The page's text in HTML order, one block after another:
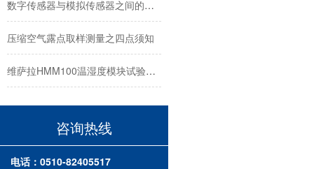
压缩空气露点取样测量之四点须知
一次搞懂相对湿度、露点与霜点
咨询热线
电话：0510-82405517